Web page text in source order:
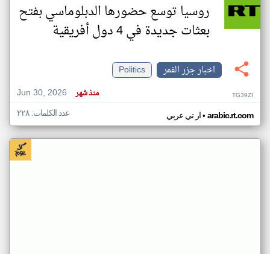
روسيا توسع حضورها الدبلوماسي بفتح
بعثات جديدة في 4 دول أفريقية
اخبار جزر القمر
Politics
Jun 30, 2026
منذ شهر TG39ZI
ار تي عربي• arabic.rt.com عدد الكلمات: ٢٢٨